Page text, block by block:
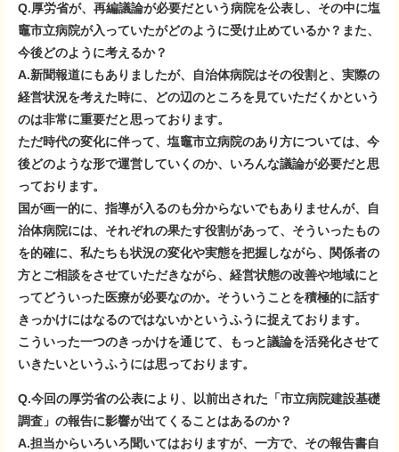
Q.厚労省が、再編議論が必要だという病院を公表し、その中に塩
竈市立病院が入っていたがどのように受け止めているか？また、
今後どのように考えるか？
A.新聞報道にもありましたが、自治体病院はその役割と、実際の
経営状況を考えた時に、どの辺のところを見ていただくかという
のは非常に重要だと思っております。
ただ時代の変化に伴って、塩竈市立病院のあり方については、今
後どのような形で運営していくのか、いろんな議論が必要だと思
っております。
国が画一的に、指導が入るのも分からないでもありませんが、自
治体病院には、それぞれの果たす役割があって、そういったもの
を的確に、私たちも状況の変化や実態を把握しながら、関係者の
方とご相談をさせていただきながら、経営状態の改善や地域にと
ってどういった医療が必要なのか。そういうことを積極的に話す
きっかけにはなるのではないかというふうに捉えております。
こういった一つのきっかけを通じて、もっと議論を活発化させて
いきたいというふうには思っております。
Q.今回の厚労省の公表により、以前出された「市立病院建設基礎
調査」の報告に影響が出てくることはあるのか？
A.担当からいろいろ聞いてはおりますが、一方で、その報告書自